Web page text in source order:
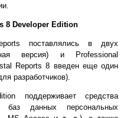
8 Developer Edition
поставлялись в двух
версия) и Professional
Reports 8 введен еще один
разработчиков).
поддерживает средства
баз данных персональных